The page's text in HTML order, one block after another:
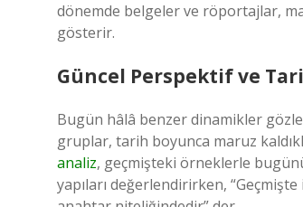
dönemde belgeler ve röportajlar,
gösterir.
Güncel Perspektif ve
Bugün hâlâ benzer dinamikler
gruplar, tarih boyunca maruz
analiz, geçmişteki örneklerle
yapıları değerlendirirken,